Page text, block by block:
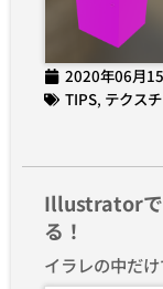
2020年06月
TIPS, テクス
Illustratorで
る！
イラレの中だ